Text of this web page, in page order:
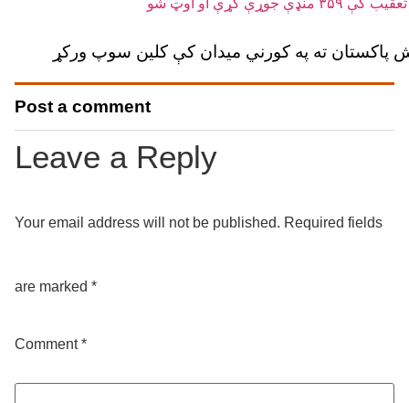
ته په کورني میدان کې کلین سوپ ورکړ
Post a comment
Leave a Reply
Your email address will not be published. Required fields
are marked *
Comment*